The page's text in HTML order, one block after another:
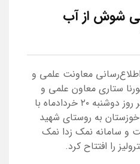
شوش از آب
معاونت علمی و
ستاری معاون علمی و
فناوری رییس جمهوری، ظهر روز دوشنبه ۲۰ خردادماه با
به روستای شهید
سامانه نمک زدا نمک
را افتتاح کرد.